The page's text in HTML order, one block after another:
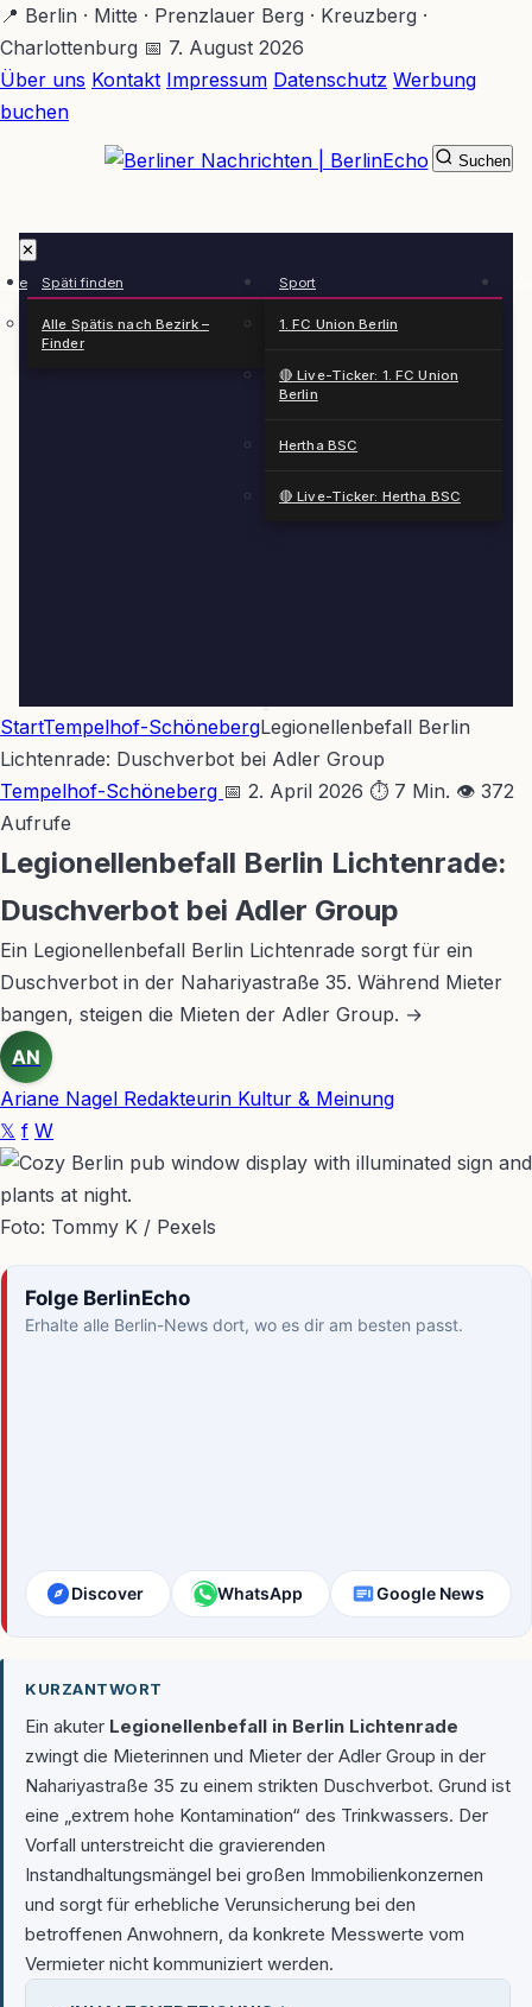
Zum
Hauptinhalt
springen
📍 Berlin · Mitte · Prenzlauer Berg · Kreuzberg ·
Charlottenburg 📅 7. August 2026
Über uns Kontakt Impressum Datenschutz Werbung
buchen
✕
Späti finden
Alle Spätis nach Bezirk –
Finder
Sport
1. FC Union Berlin
🔴 Live-Ticker: 1. FC Union
Berlin
Hertha BSC
🔴 Live-Ticker: Hertha BSC
Suchen
StartTempelhof-SchönebergLegionellenbefall Berlin
Lichtenrade: Duschverbot bei Adler Group
Tempelhof-Schöneberg 📅 2. April 2026 ⏱ 7 Min. 👁 372
Aufrufe
Legionellenbefall Berlin Lichtenrade:
Duschverbot bei Adler Group
Ein Legionellenbefall Berlin Lichtenrade sorgt für ein
Duschverbot in der Nahariyastraße 35. Während Mieter
bangen, steigen die Mieten der Adler Group. →
AN
Ariane Nagel Redakteurin Kultur & Meinung
𝕏 f W
Foto: Tommy K / Pexels
Folge BerlinEcho
Erhalte alle Berlin-News dort, wo es dir am besten passt.
Discover WhatsApp Google News
KURZANTWORT
Ein akuter Legionellenbefall in Berlin Lichtenrade
zwingt die Mieterinnen und Mieter der Adler Group in der
Nahariyastraße 35 zu einem strikten Duschverbot. Grund ist
eine „extrem hohe Kontamination“ des Trinkwassers. Der
Vorfall unterstreicht die gravierenden
Instandhaltungsmängel bei großen Immobilienkonzernen
und sorgt für erhebliche Verunsicherung bei den
betroffenen Anwohnern, da konkrete Messwerte vom
Vermieter nicht kommuniziert werden.